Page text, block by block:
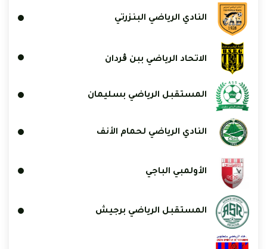
النادي الرياضي البنزرتي
الاتحاد الرياضي ببن ڨردان
المستقبل الرياضي بسليمان
النادي الرياضي لحمام الأنف
الأولمبي الباجي
المستقبل الرياضي برجيش